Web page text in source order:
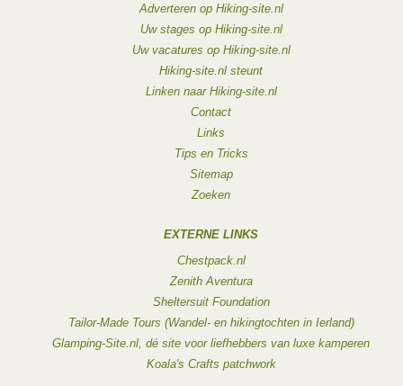
Adverteren op Hiking-site.nl
Uw stages op Hiking-site.nl
Uw vacatures op Hiking-site.nl
Hiking-site.nl steunt
Linken naar Hiking-site.nl
Contact
Links
Tips en Tricks
Sitemap
Zoeken
EXTERNE LINKS
Chestpack.nl
Zenith Aventura
Sheltersuit Foundation
Tailor-Made Tours (Wandel- en hikingtochten in Ierland)
Glamping-Site.nl, dé site voor liefhebbers van luxe kamperen
Koala's Crafts patchwork